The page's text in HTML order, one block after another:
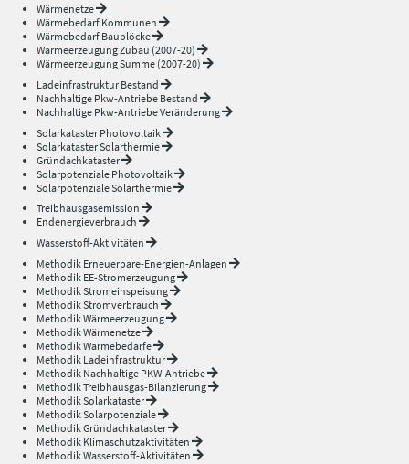
Wärmenetze
Wärmebedarf Kommunen
Wärmebedarf Baublöcke
Wärmeerzeugung Zubau (2007-20)
Wärmeerzeugung Summe (2007-20)
Ladeinfrastruktur Bestand
Nachhaltige Pkw-Antriebe Bestand
Nachhaltige Pkw-Antriebe Veränderung
Solarkataster Photovoltaik
Solarkataster Solarthermie
Gründachkataster
Solarpotenziale Photovoltaik
Solarpotenziale Solarthermie
Treibhausgasemission
Endenergieverbrauch
Wasserstoff-Aktivitäten
Methodik Erneuerbare-Energien-Anlagen
Methodik EE-Stromerzeugung
Methodik Stromeinspeisung
Methodik Stromverbrauch
Methodik Wärmeerzeugung
Methodik Wärmenetze
Methodik Wärmebedarfe
Methodik Ladeinfrastruktur
Methodik Nachhaltige PKW-Antriebe
Methodik Treibhausgas-Bilanzierung
Methodik Solarkataster
Methodik Solarpotenziale
Methodik Gründachkataster
Methodik Klimaschutzaktivitäten
Methodik Wasserstoff-Aktivitäten